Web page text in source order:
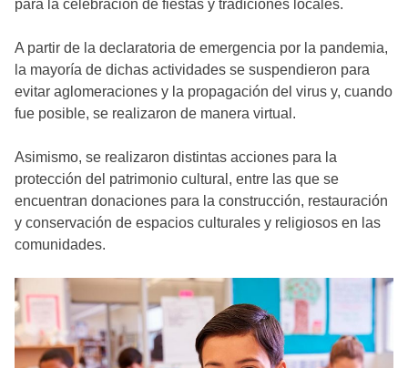
para la celebración de fiestas y tradiciones locales.
A partir de la declaratoria de emergencia por la pandemia,
la mayoría de dichas actividades se suspendieron para
evitar aglomeraciones y la propagación del virus y, cuando
fue posible, se realizaron de manera virtual.
Asimismo, se realizaron distintas acciones para la
protección del patrimonio cultural, entre las que se
encuentran donaciones para la construcción, restauración
y conservación de espacios culturales y religiosos en las
comunidades.